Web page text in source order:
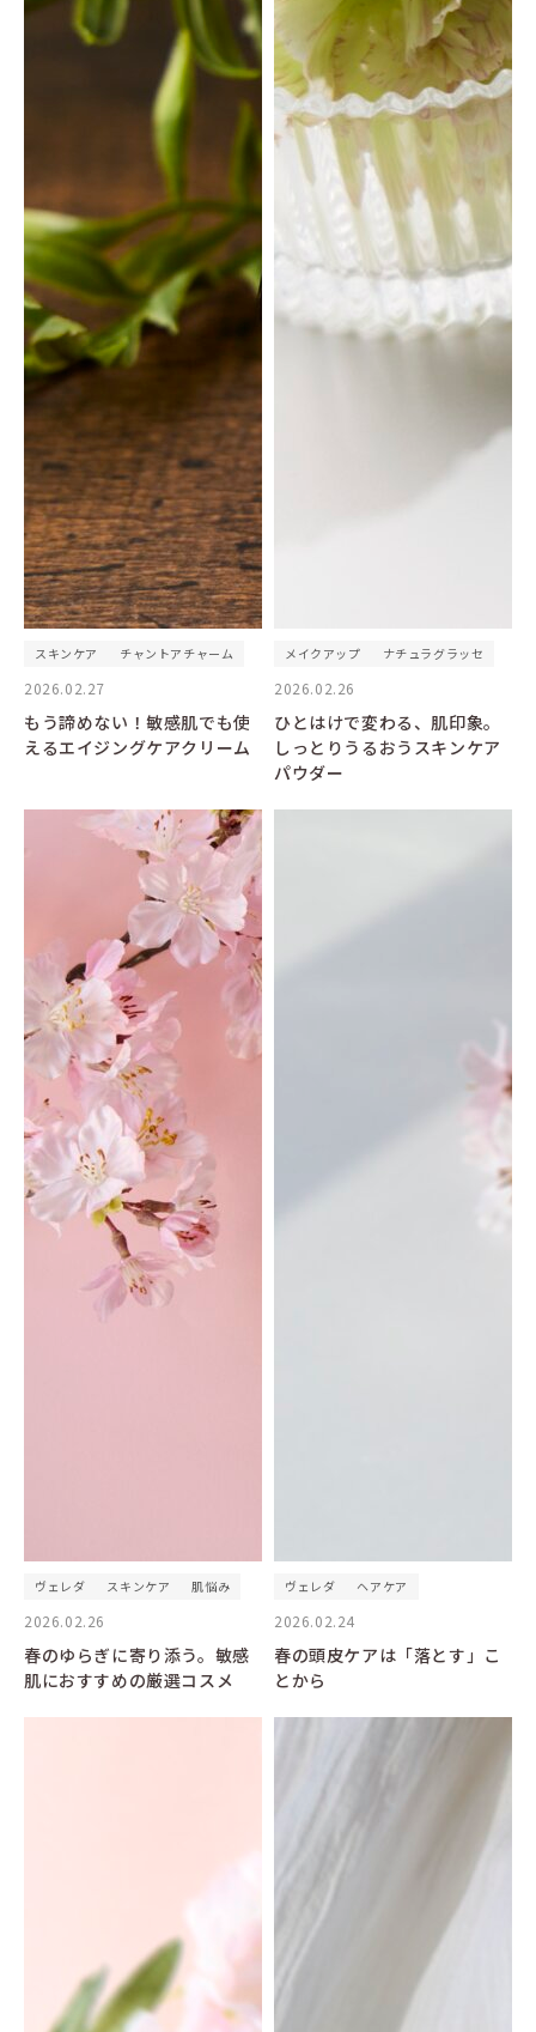
スキンケア チャントアチャーム
2026.02.27
もう諦めない！敏感肌でも使
えるエイジングケアクリーム
メイクアップ ナチュラグラッセ
2026.02.26
ひとはけで変わる、肌印象。
しっとりうるおうスキンケア
パウダー
ヴェレダ スキンケア 肌悩み
2026.02.26
春のゆらぎに寄り添う。敏感
肌におすすめの厳選コスメ
ヴェレダ ヘアケア
2026.02.24
春の頭皮ケアは「落とす」こ
とから